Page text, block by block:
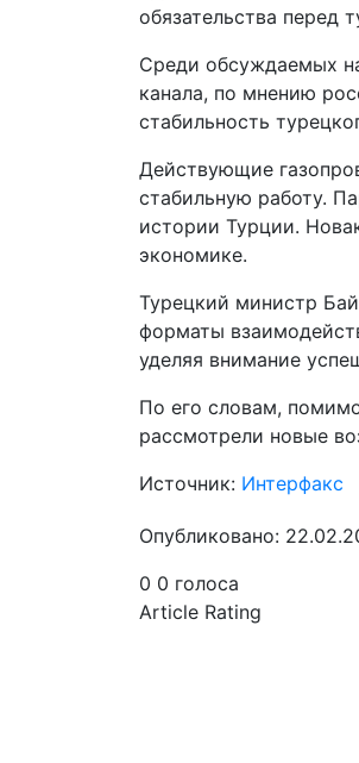
обязательства перед
Среди обсуждаемых
канала, по мнению
стабильность
Действующие
стабильную работу.
истории Турции.
экономике.
Турецкий министр
форматы
уделяя внимание
По его словам,
рассмотрели новые
Источник: Интерфакс
Опубликовано:
0 0 голоса
Article Rating